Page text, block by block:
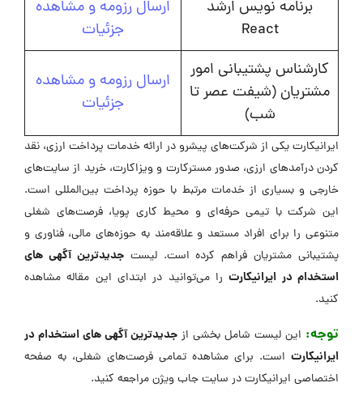
برنامه نویس ارشد
React
ارسال رزومه و مشاهده
جزئیات
کارشناس پشتیبانی امور
مشتریان (شیفت عصر تا
شب)
ارسال رزومه و مشاهده
جزئیات
ایرانیکارت یکی از شرکت‌های پیشرو در ارائه خدمات پرداخت ارزی، نقد
کردن درآمدهای ارزی، صدور مسترکارت و ویزاکارت، خرید از سایت‌های
خارجی و بسیاری از خدمات مرتبط با حوزه پرداخت بین‌المللی است.
این شرکت با تیمی حرفه‌ای و محیط کاری پویا، فرصت‌های شغلی
متنوعی را برای افراد مستعد و علاقه‌مند به حوزه‌های مالی، فناوری و
پشتیبانی مشتریان فراهم کرده است. لیستجدیدترین آگهی های
استخدام در ایرانیکارترا می‌توانید در ابتدای این مقاله مشاهده
کنید.
توجه: این لیست شامل بخشی از جدیدترین آگهی های استخدام در
ایرانیکارت است. برای مشاهده تمامی فرصت‌های شغلی، به صفحه
اختصاصی ایرانیکارت در سایت جاب ویژن مراجعه کنید.